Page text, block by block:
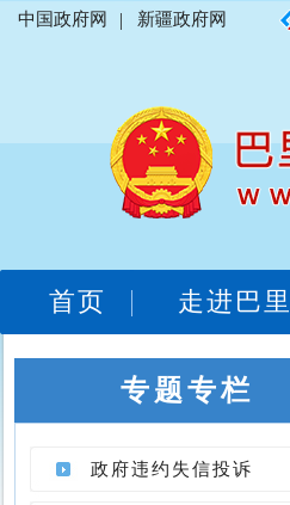
中国政府网 | 新疆政府网
首页 走进巴
专题专栏
政府违约失信投诉